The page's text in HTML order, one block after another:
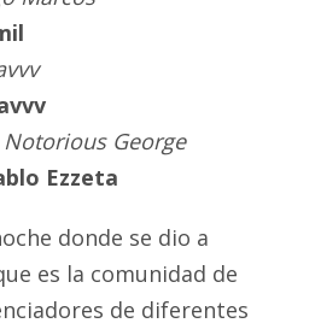
Notorious George
Ezzeta
donde se dio a
es la comunidad de
de diferentes